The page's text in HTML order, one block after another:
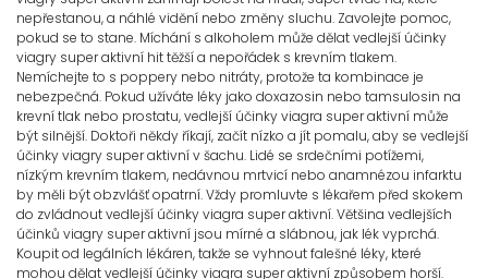
nepřestanou, a náhlé vidění nebo změny sluchu. Zavolejte pomoc,
pokud se to stane. Míchání s alkoholem může dělat vedlejší účinky
viagry super aktivní hit těžší a nepořádek s krevním tlakem.
Nemíchejte to s poppery nebo nitráty, protože ta kombinace je
nebezpečná. Pokud užíváte léky jako doxazosin nebo tamsulosin na
krevní tlak nebo prostatu, vedlejší účinky viagra super aktivní může
být silnější. Doktoři někdy říkají, začít nízko a jít pomalu, aby se vedlejší
účinky viagry super aktivní v šachu. Lidé se srdečními potížemi,
nízkým krevním tlakem, nedávnou mrtvicí nebo anamnézou infarktu
by měli být obzvlášť opatrní. Vždy promluvte s lékařem před skokem
do zvládnout vedlejší účinky viagra super aktivní. Většina vedlejších
účinků viagry super aktivní jsou mírné a slábnou, jak lék vyprchá.
Koupit od legálních lékáren, takže se vyhnout falešné léky, které
mohou dělat vedlejší účinky viagra super aktivní způsobem horší.